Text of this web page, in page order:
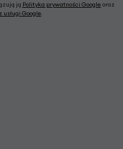
ją Polityka prywatności Google oraz
Google.